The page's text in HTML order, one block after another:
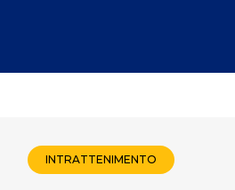
INTRATTENIMENTO